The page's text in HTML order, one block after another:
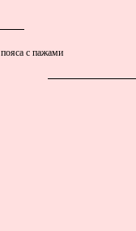
с пажами